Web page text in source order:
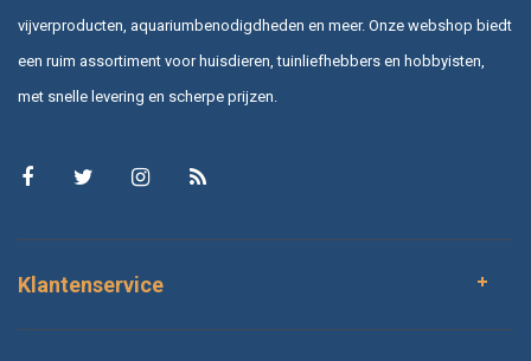
vijverproducten, aquariumbenodigdheden en meer. Onze webshop biedt
een ruim assortiment voor huisdieren, tuinliefhebbers en hobbyisten,
met snelle levering en scherpe prijzen.
Klantenservice